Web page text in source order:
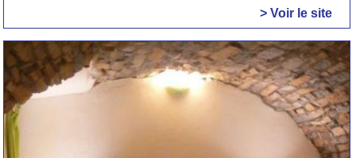
> Voir le site